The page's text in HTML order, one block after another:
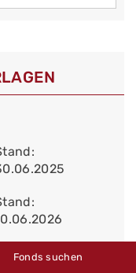
Stand: 15.02.2011
Fonds suchen